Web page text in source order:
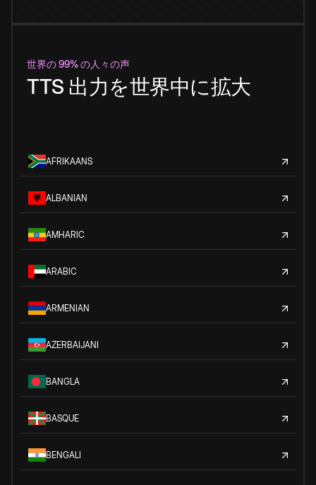
世界の 99% の人々の声
TTS 出力を世界中に拡大
AFRIKAANS
ALBANIAN
AMHARIC
ARABIC
ARMENIAN
AZERBAIJANI
BANGLA
BASQUE
BENGALI